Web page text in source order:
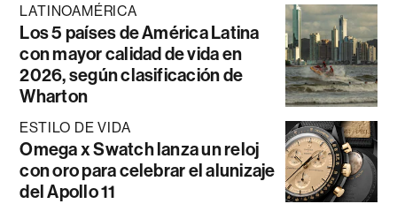
LATINOAMÉRICA
Los 5 países de América Latina
con mayor calidad de vida en
2026, según clasificación de
Wharton
ESTILO DE VIDA
Omega x Swatch lanza un reloj
con oro para celebrar el alunizaje
del Apollo 11